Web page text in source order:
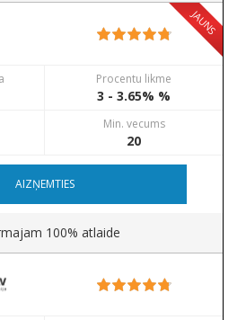
JAUNS
Procentu likme
3 - 3.65% %
Min. vecums
20
AIZŅEMTIES
100% atlaide